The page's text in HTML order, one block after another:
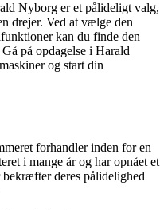
Nyborg er et pålideligt valg,
drejer. Ved at vælge den
kan du finde den
på opdagelse i Harald
og start din
forhandler inden for en
i mange år og har opnået et
deres pålidelighed